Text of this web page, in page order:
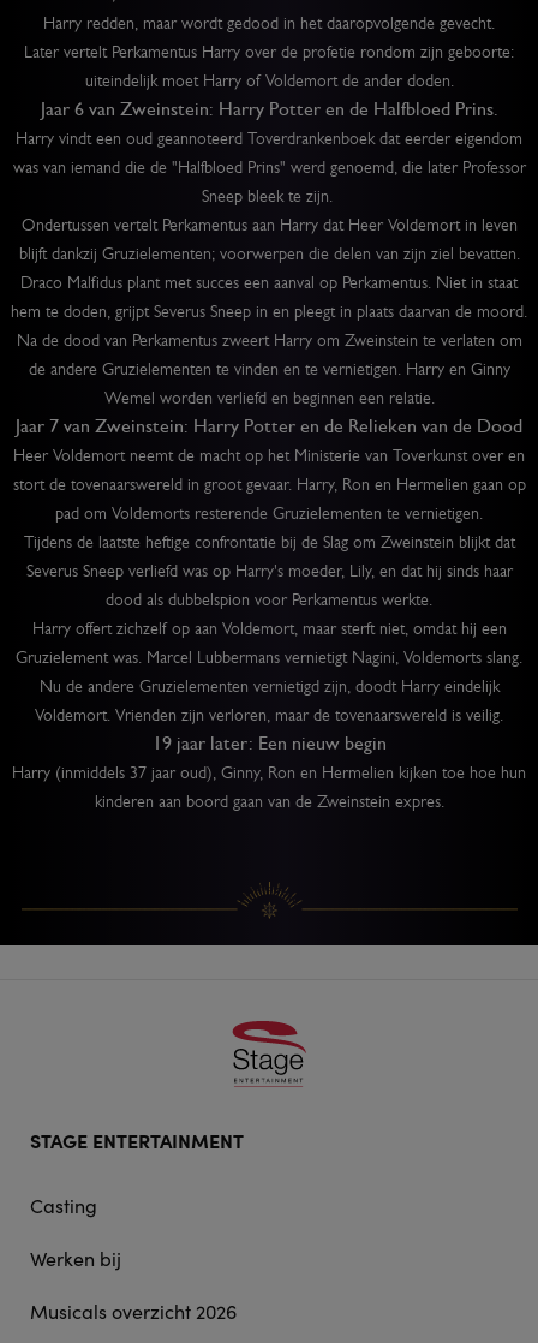
Harry redden, maar wordt gedood in het daaropvolgende gevecht.
Later vertelt Perkamentus Harry over de profetie rondom zijn geboorte:
uiteindelijk moet Harry of Voldemort de ander doden.
Jaar 6 van Zweinstein: Harry Potter en de Halfbloed Prins.
Harry vindt een oud geannoteerd Toverdrankenboek dat eerder eigendom
was van iemand die de "Halfbloed Prins" werd genoemd, die later Professor
Sneep bleek te zijn.
Ondertussen vertelt Perkamentus aan Harry dat Heer Voldemort in leven
blijft dankzij Gruzielementen; voorwerpen die delen van zijn ziel bevatten.
Draco Malfidus plant met succes een aanval op Perkamentus. Niet in staat
hem te doden, grijpt Severus Sneep in en pleegt in plaats daarvan de moord.
Na de dood van Perkamentus zweert Harry om Zweinstein te verlaten om
de andere Gruzielementen te vinden en te vernietigen. Harry en Ginny
Wemel worden verliefd en beginnen een relatie.
Jaar 7 van Zweinstein: Harry Potter en de Relieken van de Dood
Heer Voldemort neemt de macht op het Ministerie van Toverkunst over en
stort de tovenaarswereld in groot gevaar. Harry, Ron en Hermelien gaan op
pad om Voldemorts resterende Gruzielementen te vernietigen.
Tijdens de laatste heftige confrontatie bij de Slag om Zweinstein blijkt dat
Severus Sneep verliefd was op Harry's moeder, Lily, en dat hij sinds haar
dood als dubbelspion voor Perkamentus werkte.
Harry offert zichzelf op aan Voldemort, maar sterft niet, omdat hij een
Gruzielement was. Marcel Lubbermans vernietigt Nagini, Voldemorts slang.
Nu de andere Gruzielementen vernietigd zijn, doodt Harry eindelijk
Voldemort. Vrienden zijn verloren, maar de tovenaarswereld is veilig.
19 jaar later: Een nieuw begin
Harry (inmiddels 37 jaar oud), Ginny, Ron en Hermelien kijken toe hoe hun
kinderen aan boord gaan van de Zweinstein expres.
doormat
STAGE ENTERTAINMENT
Casting
Werken bij
Musicals overzicht 2026